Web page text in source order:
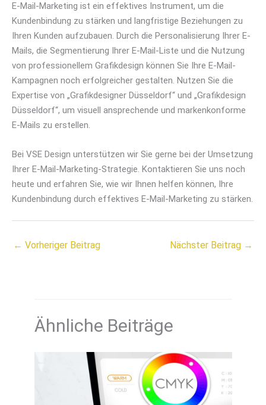
E-Mail-Marketing ist ein effektives Instrument, um die
Kundenbindung zu stärken und langfristige Beziehungen zu
Ihren Kunden aufzubauen. Durch die Personalisierung Ihrer E-
Mails, die Segmentierung Ihrer E-Mail-Liste und die Nutzung
von professionellem Grafikdesign können Sie Ihre E-Mail-
Kampagnen noch erfolgreicher gestalten. Nutzen Sie die
Expertise von „Grafikdesigner Düsseldorf“ und „Grafikdesign
Düsseldorf“, um visuell ansprechende und markenkonforme
E-Mails zu erstellen.
Bei VSE Design unterstützen wir Sie gerne bei der Umsetzung
Ihrer E-Mail-Marketing-Strategie. Kontaktieren Sie uns noch
heute und erfahren Sie, wie wir Ihnen helfen können, Ihre
Kundenbindung durch effektives E-Mail-Marketing zu stärken.
← Vorheriger Beitrag Nächster Beitrag →
Ähnliche Beiträge